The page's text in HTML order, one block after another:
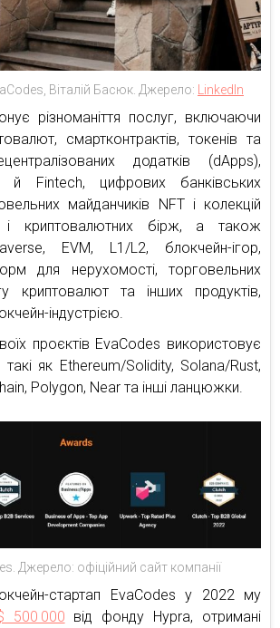
Віталій Басюк. Джерело: LinkedIn
різноманіття послуг, включаючи
смартконтрактів, токенів та
додатків (dApps),
й Fintech, цифрових банківських
майданчиків NFT і колекцій
і криптовалютних бірж, а також
EVM, L1/L2, блокчейн-ігор,
для нерухомості, торговельних
криптовалют та інших продуктів,
індустрією.
проєктів EvaCodes використовує
такі як Ethereum/Solidity, Solana/Rust,
Polygon, Near та інші ланцюжки.
Джерело: офіційний сайт компанії
стартап EvaCodes у 2022 му
500 000 від фонду Hypra, отримані